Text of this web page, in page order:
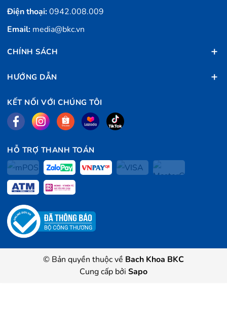
Điện thoại:0942.008.009
Email: media@bkc.vn
CHÍNH SÁCH
HƯỚNG DẪN
KẾT NỐI VỚI CHÚNG TÔI
HỖ TRỢ THANH TOÁN
© Bản quyền thuộc về Bach Khoa BKC
Cung cấp bởi Sapo